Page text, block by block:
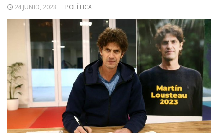
24 JUNIO, 2023 POLÍTICA